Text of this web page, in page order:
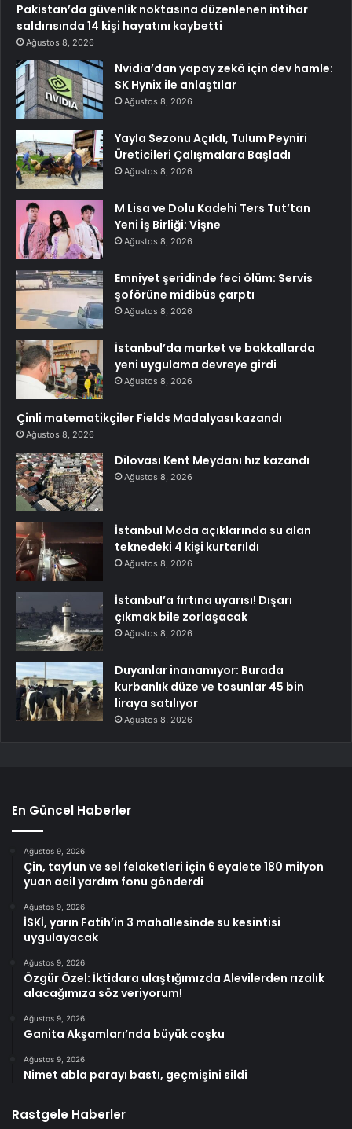
Pakistan’da güvenlik noktasına düzenlenen intihar
saldırısında 14 kişi hayatını kaybetti
Ağustos 8, 2026
Nvidia’dan yapay zekâ için dev hamle:
SK Hynix ile anlaştılar
Ağustos 8, 2026
Yayla Sezonu Açıldı, Tulum Peyniri
Üreticileri Çalışmalara Başladı
Ağustos 8, 2026
M Lisa ve Dolu Kadehi Ters Tut’tan
Yeni İş Birliği: Vişne
Ağustos 8, 2026
Emniyet şeridinde feci ölüm: Servis
şoförüne midibüs çarptı
Ağustos 8, 2026
İstanbul’da market ve bakkallarda
yeni uygulama devreye girdi
Ağustos 8, 2026
Çinli matematikçiler Fields Madalyası kazandı
Ağustos 8, 2026
Dilovası Kent Meydanı hız kazandı
Ağustos 8, 2026
İstanbul Moda açıklarında su alan
teknedeki 4 kişi kurtarıldı
Ağustos 8, 2026
İstanbul’a fırtına uyarısı! Dışarı
çıkmak bile zorlaşacak
Ağustos 8, 2026
Duyanlar inanamıyor: Burada
kurbanlık düze ve tosunlar 45 bin
liraya satılıyor
Ağustos 8, 2026
En Güncel Haberler
Ağustos 9, 2026
Çin, tayfun ve sel felaketleri için 6 eyalete 180 milyon
yuan acil yardım fonu gönderdi
Ağustos 9, 2026
İSKİ, yarın Fatih’in 3 mahallesinde su kesintisi
uygulayacak
Ağustos 9, 2026
Özgür Özel: İktidara ulaştığımızda Alevilerden rızalık
alacağımıza söz veriyorum!
Ağustos 9, 2026
Ganita Akşamları’nda büyük coşku
Ağustos 9, 2026
Nimet abla parayı bastı, geçmişini sildi
Rastgele Haberler